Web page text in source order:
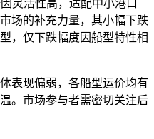
灵活性高，适配中小港口
场的补充力量，其小幅下跌
，仅下跌幅度因船型特性相
表现偏弱，各船型运价均有
。市场参与者需密切关注后